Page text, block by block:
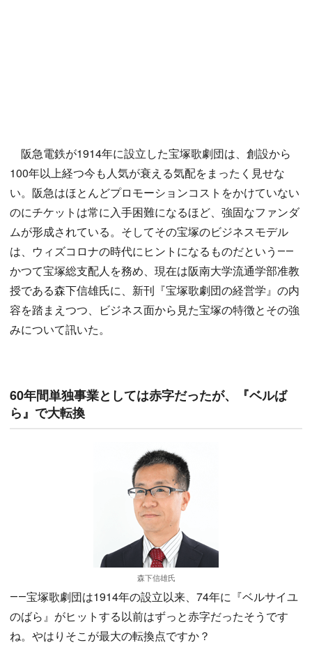
阪急電鉄が1914年に設立した宝塚歌劇団は、創設から
100年以上経つ今も人気が衰える気配をまったく見せな
い。阪急はほとんどプロモーションコストをかけていない
のにチケットは常に入手困難になるほど、強固なファンダ
ムが形成されている。そしてその宝塚のビジネスモデル
は、ウィズコロナの時代にヒントになるものだという――
かつて宝塚総支配人を務め、現在は阪南大学流通学部准教
授である森下信雄氏に、新刊『宝塚歌劇団の経営学』の内
容を踏まえつつ、ビジネス面から見た宝塚の特徴とその強
みについて訊いた。
60年間単独事業としては赤字だったが、『ベルば
ら』で大転換
森下信雄氏
――宝塚歌劇団は1914年の設立以来、74年に『ベルサイユ
のばら』がヒットする以前はずっと赤字だったそうです
ね。やはりそこが最大の転換点ですか？